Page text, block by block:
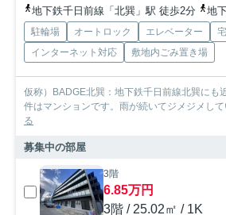
地下鉄千日前線「北巽」駅 徒歩2分
地下
駐輪場 オートロック エレベーター
インターネット対応
敷地内ごみ置き場
仮称）BADGE北巽：地下鉄千日前線北巽にも
件はマンションです。雨が続いてジメジメし
る
募集中の部屋
3階
6.85万円
3階 / 25.02㎡ / 1K